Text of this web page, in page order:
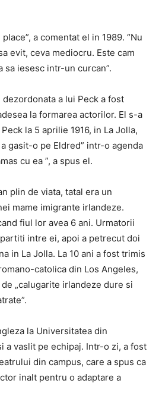
a comentat el in 1989. “Nu
evit, ceva mediocru. Este cam
sa iesesc intr-un curcan”.
a lui Peck a fost
la formarea actorilor. El s-a
la 5 aprilie 1916, in La Jolla,
gasit-o pe Eldred” intr-o agenda
cu ea ”, a spus el.
plin de viata, tatal era un
mame imigrante irlandeze.
fiul lor avea 6 ani. Urmatorii
intre ei, apoi a petrecut doi
in La Jolla. La 10 ani a fost trimis
catolica din Los Angeles,
„calugarite irlandeze dure si
la Universitatea din
a vaslit pe echipaj. Intr-o zi, a fost
din campus, care a spus ca
inalt pentru o adaptare a